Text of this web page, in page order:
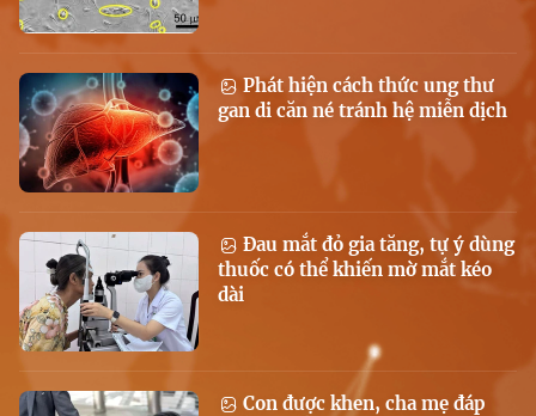
Phát hiện cách thức ung thư
gan di căn né tránh hệ miễn dịch
Đau mắt đỏ gia tăng, tự ý dùng
thuốc có thể khiến mờ mắt kéo
dài
Con được khen, cha mẹ đáp